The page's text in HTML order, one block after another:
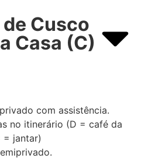
Cusco
Casa (C)
com assistência.
no itinerário (D = café da
= jantar)